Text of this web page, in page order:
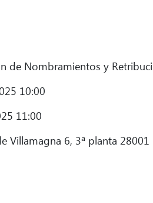
de Nombramientos y
10:00
11:00
Villamagna 6, 3ª planta